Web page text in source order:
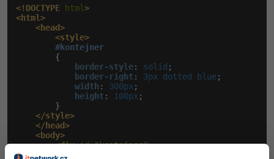
<!DOCTYPE html >
<html>
<head>
<style>
#kontejner
        {
border-style: solid ;
border-right : 3px dotted blue;
width : 300px ;
height : 100px ;
        }
</style>
</head>
<body>
<div id="kontejner">